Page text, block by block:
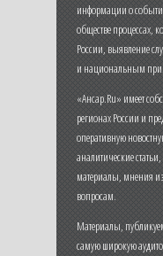
информации о
обществе процессах,
России, выявление
и национальным
«Ансар.Ru» имеет
регионах России и
оперативную
аналитические
материалы, мнения
вопросам.
Материалы,
самую широкую